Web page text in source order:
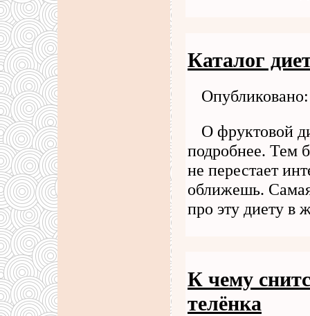
Каталог
О фруктовой
подробнее. Тем
не перестает
оближешь.
про эту диету в
К чему
телёнка